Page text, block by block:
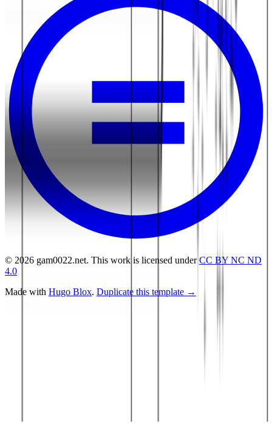
© 2026 gam0022.net. This work is licensed underCC BY NC ND
4.0
Made with Hugo Blox. Duplicate this template →